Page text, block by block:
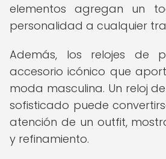
elementos agregan un
personalidad a cualquier
Además, los relojes de
accesorio icónico que
moda masculina. Un reloj
sofisticado puede
atención de un outfit,
y refinamiento.